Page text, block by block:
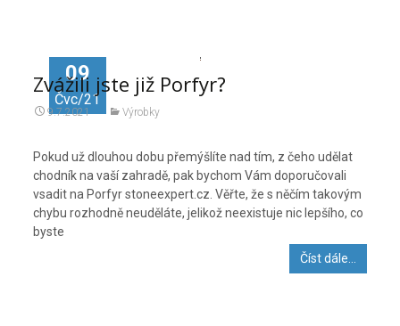
09
Čvc/21
Zvážili jste již Porfyr?
9.7.2021 Výrobky
Pokud už dlouhou dobu přemýšlíte nad tím, z čeho udělat
chodník na vaší zahradě, pak bychom Vám doporučovali
vsadit na Porfyr stoneexpert.cz. Věřte, že s něčím takovým
chybu rozhodně neuděláte, jelikož neexistuje nic lepšího, co
byste
Číst dále…